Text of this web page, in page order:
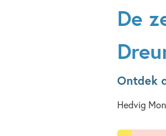
De
Ontdek
Hedvig